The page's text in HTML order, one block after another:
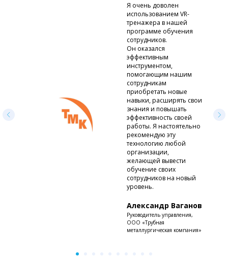
Я очень доволен
использованием VR-
тренажера в нашей
программе обучения
сотрудников.
Он оказался
эффективным
инструментом,
помогающим нашим
сотрудникам
приобретать новые
навыки, расширять свои
знания и повышать
эффективность своей
работы. Я настоятельно
рекомендую эту
технологию любой
организации,
желающей вывести
обучение своих
сотрудников на новый
уровень.
Александр Ваганов
Руководитель управления,
ООО «Трубная
металлургическая компания»